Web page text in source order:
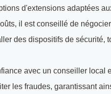
d'extensions adaptées
il est conseillé de
des dispositifs de sécurité,
avec un conseiller local
les fraudes, garantissant